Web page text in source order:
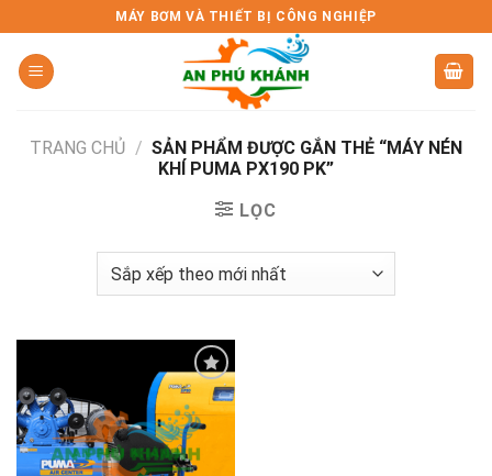
to
content
MÁY BƠM VÀ THIẾT BỊ CÔNG NGHIỆP
TRANG CHỦ / SẢN PHẨM ĐƯỢC GẮN THẺ “MÁY NÉN
KHÍ PUMA PX190 PK”
LỌC
Add to
wishlist